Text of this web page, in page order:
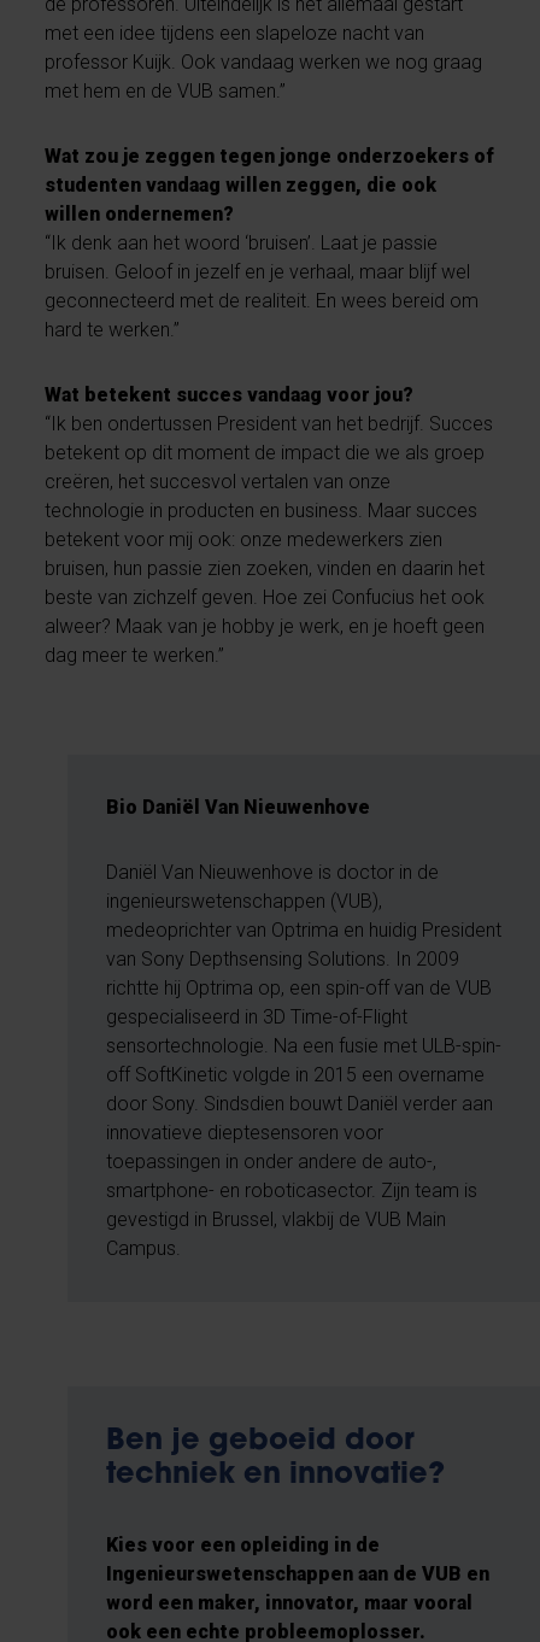
met een idee tijdens een slapeloze nacht van
professor Kuijk. Ook vandaag werken we nog graag
met hem en de VUB samen.”
Wat zou je zeggen tegen jonge onderzoekers of
studenten vandaag willen zeggen, die ook
willen ondernemen?
“Ik denk aan het woord ‘bruisen’. Laat je passie
bruisen. Geloof in jezelf en je verhaal, maar blijf wel
geconnecteerd met de realiteit. En wees bereid om
hard te werken.”
Wat betekent succes vandaag voor jou?
“Ik ben ondertussen President van het bedrijf. Succes
betekent op dit moment de impact die we als groep
creëren, het succesvol vertalen van onze
technologie in producten en business. Maar succes
betekent voor mij ook: onze medewerkers zien
bruisen, hun passie zien zoeken, vinden en daarin het
beste van zichzelf geven. Hoe zei Confucius het ook
alweer? Maak van je hobby je werk, en je hoeft geen
dag meer te werken.”
Bio Daniël Van Nieuwenhove
Daniël Van Nieuwenhove is doctor in de
ingenieurswetenschappen (VUB),
medeoprichter van Optrima en huidig President
van Sony Depthsensing Solutions. In 2009
richtte hij Optrima op, een spin-off van de VUB
gespecialiseerd in 3D Time-of-Flight
sensortechnologie. Na een fusie met ULB-spin-
off SoftKinetic volgde in 2015 een overname
door Sony. Sindsdien bouwt Daniël verder aan
innovatieve dieptesensoren voor
toepassingen in onder andere de auto-,
smartphone- en roboticasector. Zijn team is
gevestigd in Brussel, vlakbij de VUB Main
Campus.
Ben je geboeid door
techniek en innovatie?
Kies voor een opleiding in de
Ingenieurswetenschappen aan de VUB en
word een maker, innovator, maar vooral
ook een echte probleemoplosser.